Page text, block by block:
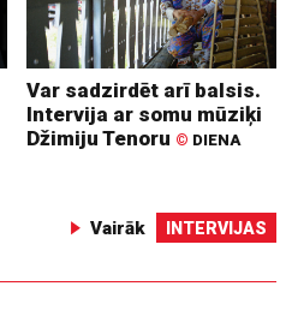
Var sadzirdēt arī balsis.
Intervija ar somu mūziķi
Džimiju Tenoru © DIENA
Vairāk INTERVIJAS